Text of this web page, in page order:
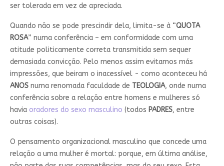
ser tolerada em vez de apreciada.
Quando não se pode prescindir dela, limita-se à “QUOTA
ROSA” numa conferência – em conformidade com uma
atitude politicamente correta transmitida sem sequer
demasiada convicção. Pelo menos assim evitamos más
impressões, que beiram o inacessível - como aconteceu há
ANOSnuma renomada faculdade de TEOLOGIA, onde numa
conferência sobre a relação entre homens e mulheres só
havia oradores do sexo masculino (todos PADRES, entre
outras coisas).
O pensamento organizacional masculino que concede uma
relação a uma mulher é mortal: porque, em última análise,